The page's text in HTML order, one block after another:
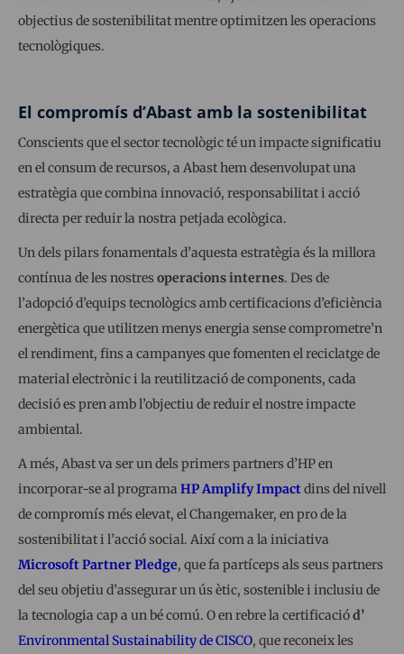
objectius de sostenibilitat mentre optimitzen les operacions
tecnològiques.
El compromís d’Abast amb la sostenibilitat
Conscients que el sector tecnològic té un impacte significatiu
en el consum de recursos, a Abast hem desenvolupat una
estratègia que combina innovació, responsabilitat i acció
directa per reduir la nostra petjada ecològica.
Un dels pilars fonamentals d’aquesta estratègia és la millora
contínua de les nostres operacions internes. Des de
l’adopció d’equips tecnològics amb certificacions d’eficiència
energètica que utilitzen menys energia sense comprometre’n
el rendiment, fins a campanyes que fomenten el reciclatge de
material electrònic i la reutilització de components, cada
decisió es pren amb l’objectiu de reduir el nostre impacte
ambiental.
A més, Abast va ser un dels primers partners d’HP en
incorporar-se al programa HP Amplify Impactdins del nivell
de compromís més elevat, el Changemaker, en pro de la
sostenibilitat i l’acció social. Així com a la iniciativa
Microsoft Partner Pledge, que fa partíceps als seus partners
del seu objetiu d’assegurar un ús ètic, sostenible i inclusiu de
la tecnologia cap a un bé comú. O en rebre la certificaciód’
Environmental Sustainability de CISCO, que reconeix les